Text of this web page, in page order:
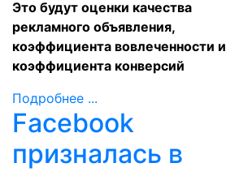
Это будут оценки качества
рекламного объявления,
коэффициента вовлеченности и
коэффициента конверсий
Подробнее ...
Facebook
призналась в